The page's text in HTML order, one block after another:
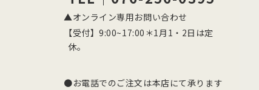
▲オンライン専用お問い合わせ
【受付】9:00~17:00＊1月1・2日は定
休。
●お電話でのご注文は本店にて承ります